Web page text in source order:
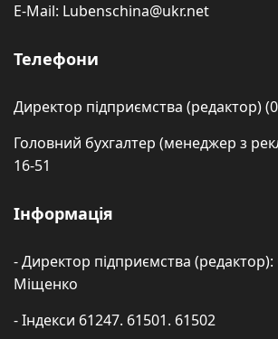
E-Mail: Lubenschina@ukr.net
Телефони
Директор підприємства (редактор)
Головний бухгалтер (менеджер з
16-51
Інформація
- Директор підприємства
Міщенко
- Індекси 61247. 61501. 61502